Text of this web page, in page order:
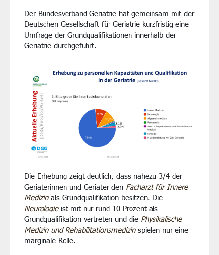
Der Bundesverband Geriatrie hat gemeinsam mit der
Deutschen Gesellschaft für Geriatrie kurzfristig eine
Umfrage der Grundqualifikationen innerhalb der
Geriatrie durchgeführt.
Die Erhebung zeigt deutlich, dass nahezu 3/4 der
Geriaterinnen und Geriater den Facharzt für Innere
Medizinals Grundqualifikation besitzen. Die
Neurologieist mit nur rund 10 Prozent als
Grundqualifikation vertreten und die Physikalische
Medizin und Rehabilitationsmedizinspielen nur eine
marginale Rolle.